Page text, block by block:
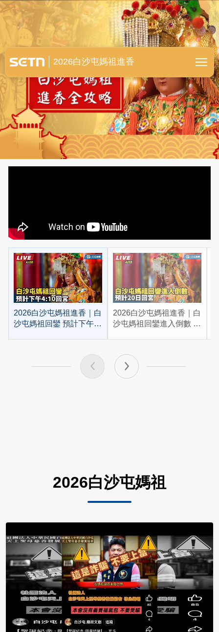
白沙屯媽祖進香全紀錄
2026白沙屯媽祖進香
2026白沙屯媽祖進香｜白
沙屯媽祖回鑾 預計下午
2026白沙屯媽祖進香｜白
沙屯媽祖回鑾進入倒數 預
2026白沙屯媽祖